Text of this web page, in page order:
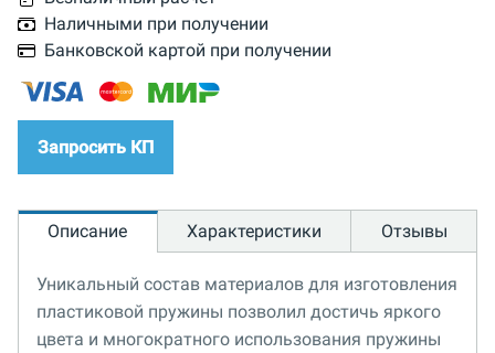
Наличными при получении
Банковской картой при получении
Запросить КП
Описание Характеристики Отзывы
Уникальный состав материалов для изготовления
пластиковой пружины позволил достичь яркого
цвета и многократного использования пружины